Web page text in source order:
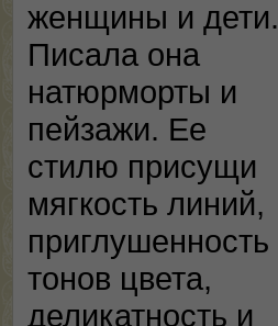
женщины и дети.
Писала она
натюрморты и
пейзажи. Ее
стилю присущи
мягкость линий,
приглушенность
тонов цвета,
деликатность и